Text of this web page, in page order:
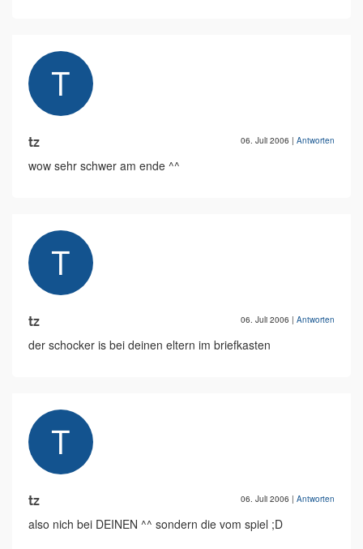
tz 06. Juli 2006 | Antworten
wow sehr schwer am ende ^^
tz 06. Juli 2006 | Antworten
der schocker is bei deinen eltern im briefkasten
tz 06. Juli 2006 | Antworten
also nich bei DEINEN ^^ sondern die vom spiel ;D